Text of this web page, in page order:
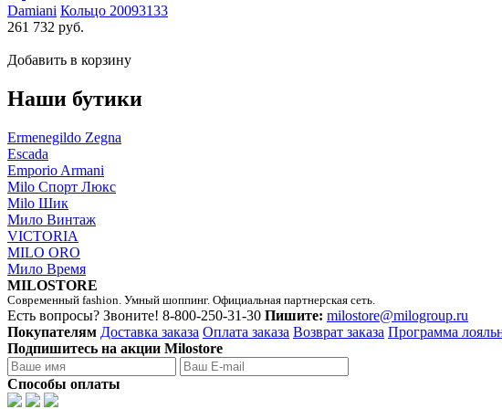
Damiani Кольцо 20093133
261 732 руб.
Добавить в корзину
Наши бутики
Ermenegildo Zegna
Escada
Emporio Armani
Milo Спорт Люкс
Milo Шик
Мило Винтаж
VICTORIA
MILO ORO
Мило Время
MILOSTORE
Современный fashion. Умный шоппинг. Официальная партнерская сеть.
Есть вопросы? Звоните! 8-800-250-31-30 Пишите: milostore@milogroup.ru
Покупателям Доставка заказа Оплата заказа Возврат заказа Программа
Подпишитесь на акции Milostore
Способы оплаты